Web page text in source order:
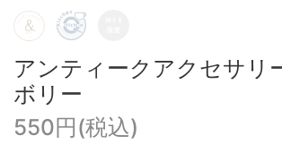
アンティークアクセサリ
ボリー
550円(税込)